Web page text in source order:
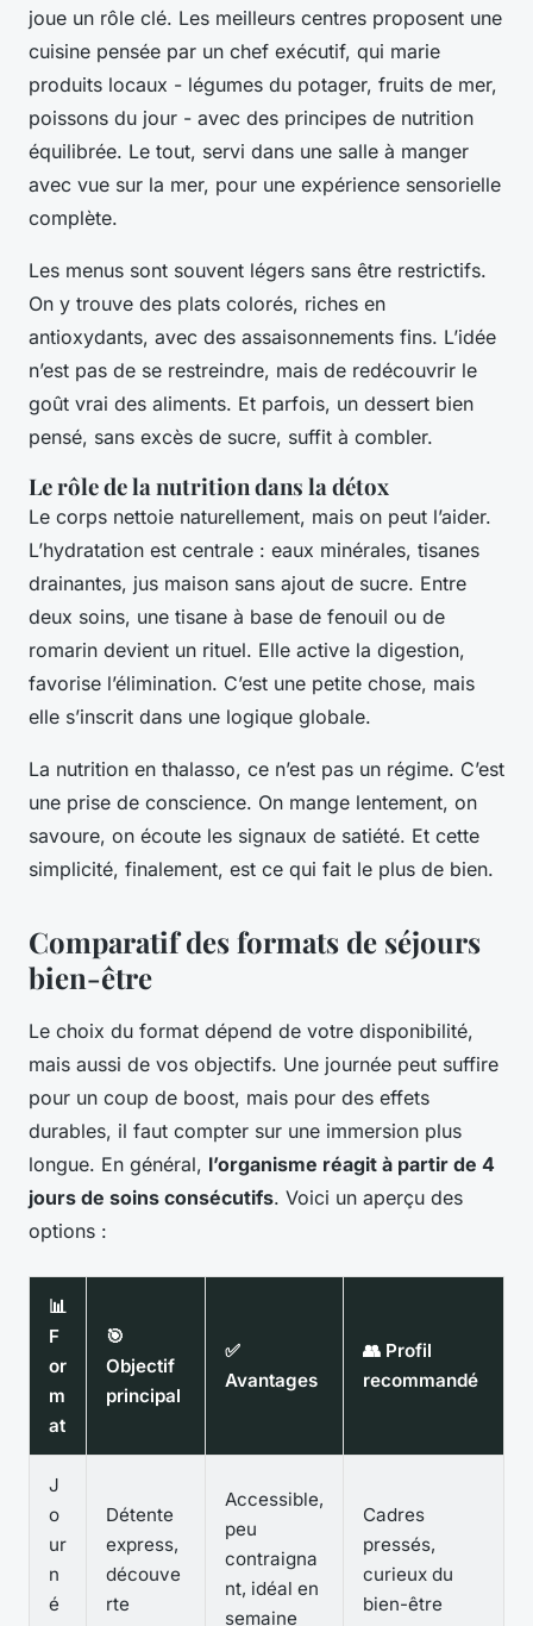
joue un rôle clé. Les meilleurs centres proposent une
cuisine pensée par un chef exécutif, qui marie
produits locaux - légumes du potager, fruits de mer,
poissons du jour - avec des principes de nutrition
équilibrée. Le tout, servi dans une salle à manger
avec vue sur la mer, pour une expérience sensorielle
complète.
Les menus sont souvent légers sans être restrictifs.
On y trouve des plats colorés, riches en
antioxydants, avec des assaisonnements fins. L’idée
n’est pas de se restreindre, mais de redécouvrir le
goût vrai des aliments. Et parfois, un dessert bien
pensé, sans excès de sucre, suffit à combler.
Le rôle de la nutrition dans la détox
Le corps nettoie naturellement, mais on peut l’aider.
L’hydratation est centrale : eaux minérales, tisanes
drainantes, jus maison sans ajout de sucre. Entre
deux soins, une tisane à base de fenouil ou de
romarin devient un rituel. Elle active la digestion,
favorise l’élimination. C’est une petite chose, mais
elle s’inscrit dans une logique globale.
La nutrition en thalasso, ce n’est pas un régime. C’est
une prise de conscience. On mange lentement, on
savoure, on écoute les signaux de satiété. Et cette
simplicité, finalement, est ce qui fait le plus de bien.
Comparatif des formats de séjours
bien-être
Le choix du format dépend de votre disponibilité,
mais aussi de vos objectifs. Une journée peut suffire
pour un coup de boost, mais pour des effets
durables, il faut compter sur une immersion plus
longue. En général, l’organisme réagit à partir de 4
jours de soins consécutifs. Voici un aperçu des
options :
📊
F
or
m
at
🎯
Objectif
principal
✅
Avantages
👥 Profil
recommandé
J
o
ur
n
é
Détente
express,
découve
rte
Accessible,
peu
contraigna
nt, idéal en
semaine
Cadres
pressés,
curieux du
bien-être